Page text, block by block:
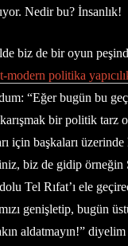
Nedir bu? İnsanlık!
biz de bir oyun
modern politika
“Eğer bugün bu
bir politik tarz
için başkaları üzerinde
biz de gidip örneğin
Tel Rıfat’ı ele
genişletip, bugün
aldatmayın!”